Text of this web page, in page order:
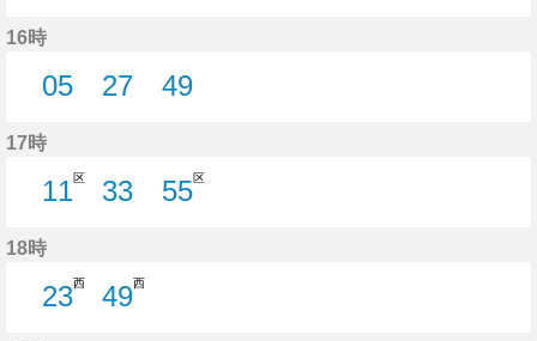
16時
05
27
49
17時
11区
33
55区
18時
23西
49西